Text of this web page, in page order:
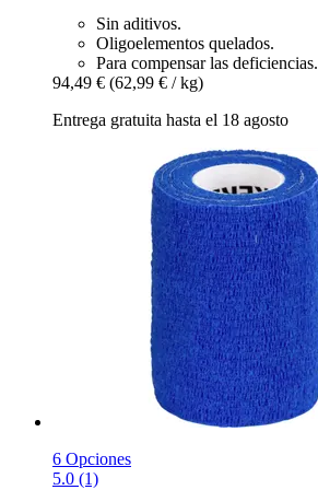
Sin aditivos.
Oligoelementos quelados.
Para compensar las deficiencias.
94,49 € (62,99 € / kg)
Entrega gratuita hasta el 18 agosto
6 Opciones
5.0 (1)